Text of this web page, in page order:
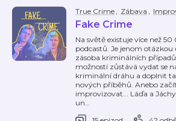
True Crime, Zábava ,
Fake Crime
Na světě existuje více než
podcastů. Je jenom otázkou
zásoba kriminálních případů
možností zůstává vydat se
kriminální dráhu a doplnit
nových příběhů. Anebo začít
improvizovat... Láďa a
un…